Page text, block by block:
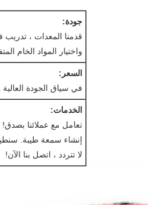
جودة:
قدمنا ​​المعدات ، تدريب
واختيار المواد الخام
السعر:
في سياق الجودة العالية
الخدمات:
تعامل مع عملائنا
إنشاء سمعة طيبة.
لا تتردد ، اتصل بنا الآن!